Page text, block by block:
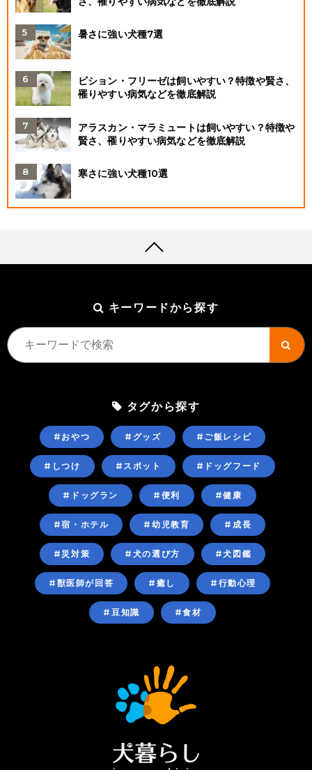
暑さに強い犬種7選
ビション・フリーゼは飼いやすい？特徴や賢さ、
罹りやすい病気などを徹底解説
アラスカン・マラミュートは飼いやすい？特徴や
賢さ、罹りやすい病気などを徹底解説
寒さに強い犬種10選
キーワードから探す
タグから探す
#おやつ #グッズ #ご飯レシピ
#しつけ #スポット #ドッグフード
#ドッグラン #便利 #健康
#宿・ホテル #幼児教育 #成長
#災対策 #犬の選び方 #犬図鑑
#獣医師が回答 #癒し #行動心理
#豆知識 #食材